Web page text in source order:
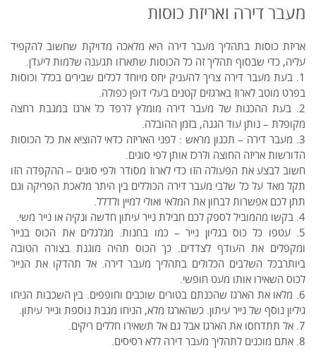
מעבר דירה ואריזת כוסות
אריזת כוסות בתהליך מעבר דירה היא מלאכה מדויקת שחשוב להקפיד
עליה, כדי שבסוף תהליך זה כל הכוסות שתארזו תגענה שלמות ליעדן.
1. בעת מעבר דירה צריך להעניק יחס מיוחד לכלים שבירים בכלל וכוסות
בפרט מוטב לארוז בארגזים קטנים בעלי דופן כפולה.
2. בעת ההכנות של מעבר דירה מומלץ לרפד כל ארגז במגבת רחצה
מקופלת – נותן עוד הגנה, בזמן ההובלה.
3. מעבר דירה – תכנון מראש : לפני האריזה כדאי להוציא את כל הכוסות
הדורשות אריזה החוצה ולרכז אותן לפי סוגים.
חשוב לבצע את הפעולה הזו כדי לארוז מסודר ולפי סוגים – ההקפדה הזו
תקל מאד על כל שלבי מעבר דירה הכוללים בין היתר מלאכת הפריקה וגם
תתן לכם אפשרות לבחון את המלאי ואולי למיין ולדלל.
4. בקשו מהמוביל לספק לכם חבילת נייר עיתון חדשה ונקיה או נייר משי.
5. עטפו כל כוס בגליון נייר – כמו בחנות. מגלגלים את הכוס בנייר
ומקפלים את העודף לצדדים. כך הכוס תהיה מוגנת בצורה הטובה
ביותרבכל השלבים הכלולים בתהליך מעבר דירה. אל תהדקו את הנייר
לכוס השאירו אותו מעט חופשי.
6. מלאו את הארגז שהכנתם בטורים שוכבים וחופפים. בין השכבות הניחו
גיליון נוסף של נייר עיתון. כשהארגז מלא, הניחו מגבת נוספת ונייר עיתון.
7. אל תתדחסו את הארגז אבל גם אל תשאירו חללים ריקים.
8. אתם מוכנים לתהליך מעבר דירה ללא רסיסים.